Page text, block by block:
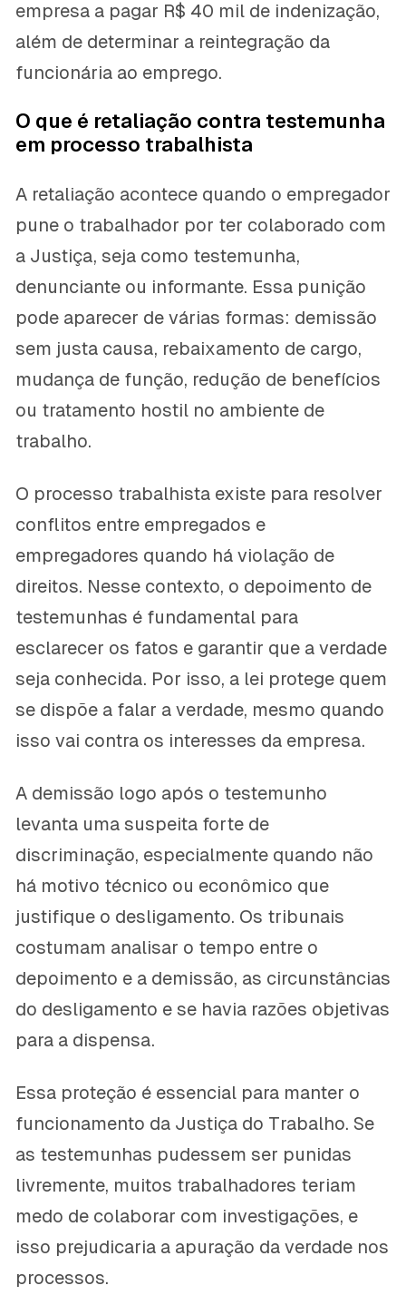
empresa a pagar R$ 40 mil de indenização,
além de determinar a reintegração da
funcionária ao emprego.
O que é retaliação contra testemunha
em processo trabalhista
A retaliação acontece quando o empregador
pune o trabalhador por ter colaborado com
a Justiça, seja como testemunha,
denunciante ou informante. Essa punição
pode aparecer de várias formas: demissão
sem justa causa, rebaixamento de cargo,
mudança de função, redução de benefícios
ou tratamento hostil no ambiente de
trabalho.
O processo trabalhista existe para resolver
conflitos entre empregados e
empregadores quando há violação de
direitos. Nesse contexto, o depoimento de
testemunhas é fundamental para
esclarecer os fatos e garantir que a verdade
seja conhecida. Por isso, a lei protege quem
se dispõe a falar a verdade, mesmo quando
isso vai contra os interesses da empresa.
A demissão logo após o testemunho
levanta uma suspeita forte de
discriminação, especialmente quando não
há motivo técnico ou econômico que
justifique o desligamento. Os tribunais
costumam analisar o tempo entre o
depoimento e a demissão, as circunstâncias
do desligamento e se havia razões objetivas
para a dispensa.
Essa proteção é essencial para manter o
funcionamento da Justiça do Trabalho. Se
as testemunhas pudessem ser punidas
livremente, muitos trabalhadores teriam
medo de colaborar com investigações, e
isso prejudicaria a apuração da verdade nos
processos.